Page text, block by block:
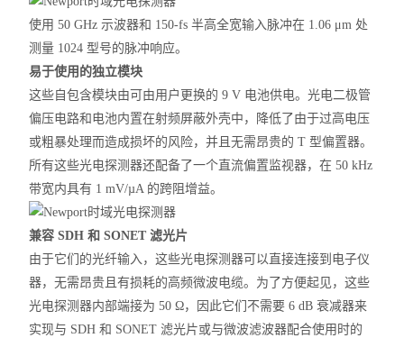
使用 50 GHz 示波器和 150-fs 半高全宽输入脉冲在 1.06 μm 处
测量 1024 型号的脉冲响应。
易于使用的独立模块
这些自包含模块由可由用户更换的 9 V 电池供电。光电二极管
偏压电路和电池内置在射频屏蔽外壳中，降低了由于过高电压
或粗暴处理而造成损坏的风险，并且无需昂贵的 T 型偏置器。
所有这些光电探测器还配备了一个直流偏置监视器，在 50 kHz
带宽内具有 1 mV/µA 的跨阻增益。
兼容 SDH 和 SONET 滤光片
由于它们的光纤输入，这些光电探测器可以直接连接到电子仪
器，无需昂贵且有损耗的高频微波电缆。为了方便起见，这些
光电探测器内部端接为 50 Ω，因此它们不需要 6 dB 衰减器来
实现与 SDH 和 SONET 滤光片或与微波滤波器配合使用时的